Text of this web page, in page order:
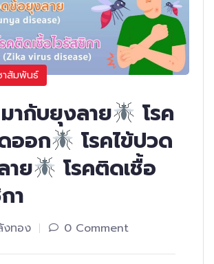
าสัมพันธ์
ากับยุงลาย
โรค
ออก
โรคไข้ปวด
าย
โรคติดเชื้อ
า
งทอง 0 Comment